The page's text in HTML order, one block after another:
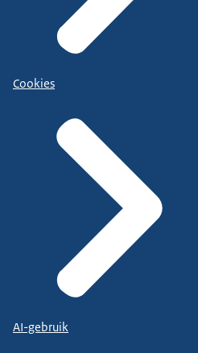
Cookies
AI-gebruik